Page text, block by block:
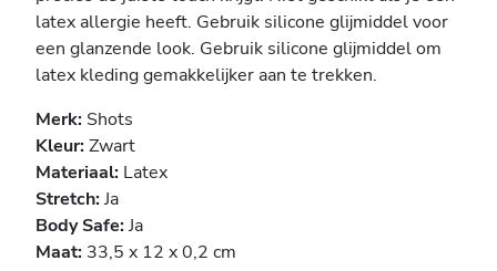
latex allergie heeft. Gebruik silicone glijmiddel voor
een glanzende look. Gebruik silicone glijmiddel om
latex kleding gemakkelijker aan te trekken.
Merk: Shots
Kleur:Zwart
Materiaal: Latex
Stretch:Ja
Body Safe:Ja
Maat: 33,5 x 12 x 0,2 cm